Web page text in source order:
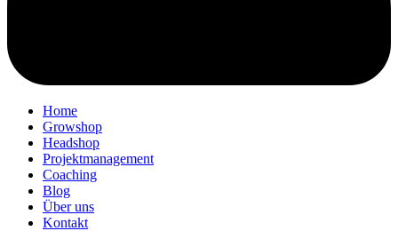
Home
Growshop
Headshop
Projektmanagement
Coaching
Blog
Über uns
Kontakt